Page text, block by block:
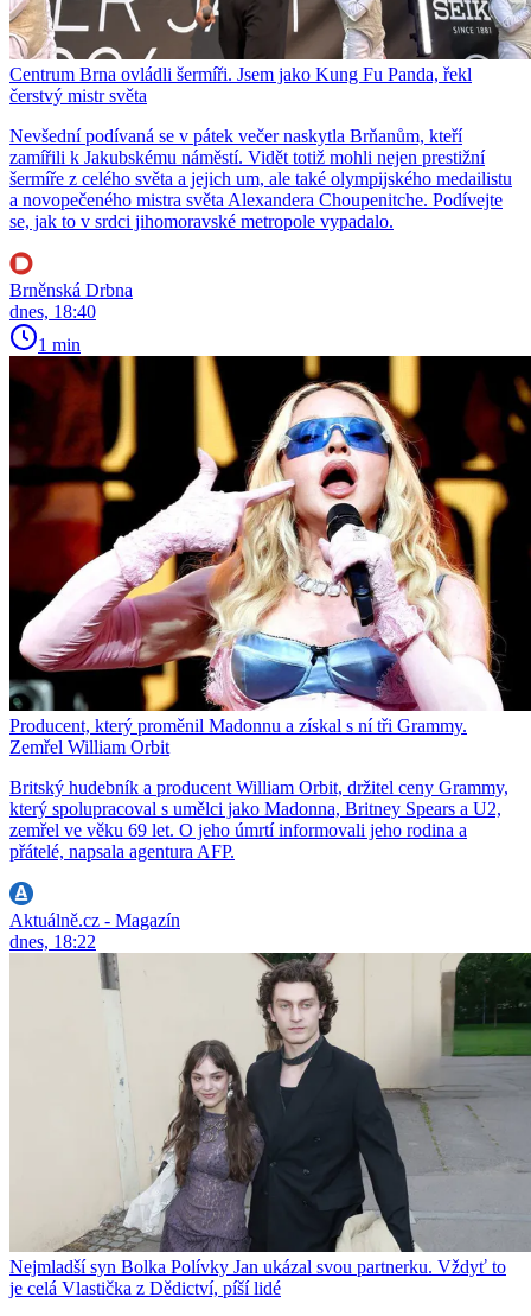
Centrum Brna ovládli šermíři. Jsem jako Kung Fu Panda, řekl
čerstvý mistr světa
Nevšední podívaná se v pátek večer naskytla Brňanům, kteří
zamířili k Jakubskému náměstí. Vidět totiž mohli nejen prestižní
šermíře z celého světa a jejich um, ale také olympijského medailistu
a novopečeného mistra světa Alexandera Choupenitche. Podívejte
se, jak to v srdci jihomoravské metropole vypadalo.
Brněnská Drbna
dnes, 18:40
1 min
Producent, který proměnil Madonnu a získal s ní tři Grammy.
Zemřel William Orbit
Britský hudebník a producent William Orbit, držitel ceny Grammy,
který spolupracoval s umělci jako Madonna, Britney Spears a U2,
zemřel ve věku 69 let. O jeho úmrtí informovali jeho rodina a
přátelé, napsala agentura AFP.
Aktuálně.cz - Magazín
dnes, 18:22
Nejmladší syn Bolka Polívky Jan ukázal svou partnerku. Vždyť to
je celá Vlastička z Dědictví, píší lidé